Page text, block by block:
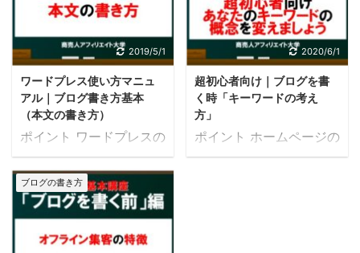
（書く内容））」です。
ます。 検索の時に 「自
分の悩みを解決したい」
「情報が知りたい」 とい
う事を思いながら検索し
ます。 「知りたいキーワ
ード」で検索をして、そ
れに「自分の悩みが解決
出来そうなページか
な？」「自分の欲しい情
報が載っているページか
な？」と考えます。 クリ
く言われるけどイマイチ
理解できていない・・・
●費用がかかりそうだけ
ど実際いくらくらいかか
るの？ こんな疑問を持た
れている方が見るとスッ
キリする内容になってい
ます^^ はい、どうもどう
2019/5/1
ワードプレス使い方マニュ
アル｜ブログ書き方基本
（本文の書き方）
ポイント ワードプレスの
実践です^^ ワードプレス
で書く際の本文を書く時
のコツです。 本文内には
多くの文字を入れる事が
出来ますが、読みやすさ
2020/6/1
超初心者向け｜ブログを書
く時「キーワードの考え
方」
ポイント ホームページの
新規集客の必殺技！ ホー
ブログの書き方